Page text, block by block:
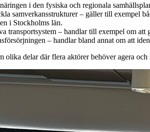
i den fysiska och regionala
samverkansstrukturer – gäller till exempel
i Stockholms län.
transportsystem – handlar till exempel om att
– handlar bland annat om att
olika delar där flera aktörer behöver agera